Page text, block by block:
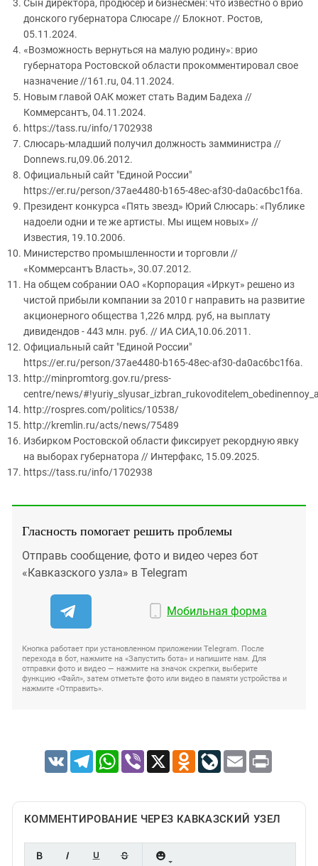
Сын директора, продюсер и бизнесмен: что известно о врио
донского губернатора Слюсаре // Блокнот. Ростов,
05.11.2024.
«Возможность вернуться на малую родину»: врио
губернатора Ростовской области прокомментировал свое
назначение //161.ru, 04.11.2024.
Новым главой ОАК может стать Вадим Бадеха //
Коммерсантъ, 04.11.2024.
https://tass.ru/info/1702938
Слюсарь-младший получил должность замминистра //
Donnews.ru,09.06.2012.
Официальный сайт "Единой России"
https://er.ru/person/37ae4480-b165-48ec-af30-da0ac6bc1f6a.
Президент конкурса «Пять звезд» Юрий Слюсарь: «Публике
надоели одни и те же артисты. Мы ищем новых» //
Известия, 19.10.2006.
Министерство промышленности и торговли //
«Коммерсантъ Власть», 30.07.2012.
На общем собрании ОАО «Корпорация «Иркут» решено из
чистой прибыли компании за 2010 г направить на развитие
акционерного общества 1,226 млрд. руб, на выплату
дивидендов - 443 млн. руб. // ИА СИА,10.06.2011.
Официальный сайт "Единой России"
https://er.ru/person/37ae4480-b165-48ec-af30-da0ac6bc1f6a.
http://minpromtorg.gov.ru/press-
centre/news/
http://rospres.com/politics/10538/
http://kremlin.ru/acts/news/75489
Избирком Ростовской области фиксирует рекордную явку
на выборах губернатора // Интерфакс, 15.09.2025.
https://tass.ru/info/1702938
Гласность помогает решить проблемы
Отправь сообщение, фото и видео через бот
«Кавказского узла» в Telegram
Мобильная форма
Кнопка работает при установленном приложении Telegram. После
перехода в бот, нажмите на «Запустить бота» и напишите нам. Для
отправки фото и видео — нажмите на значок скрепки, выберите
функцию «Файл», затем отметьте фото или видео в памяти устройства и
нажмите «Отправить».
VK TelegramWhatsApp
Viber X Odnoklassniki
LiveJournal
Email Print
КОММЕНТИРОВАНИЕ ЧЕРЕЗ КАВКАЗСКИЙ УЗЕЛ